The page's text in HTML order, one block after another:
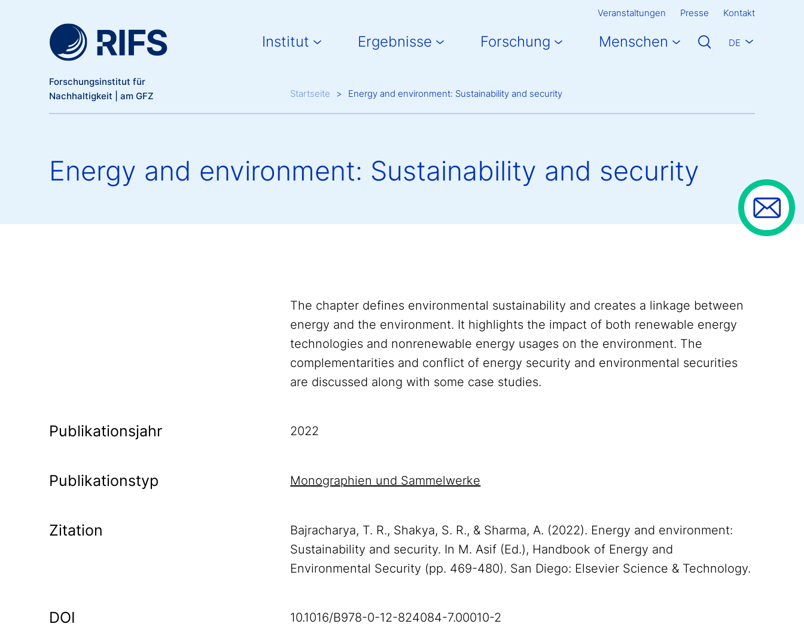
Veranstaltungen Presse Kontakt
Institut Ergebnisse Forschung Menschen DE
Forschungsinstitut für
Nachhaltigkeit | am GFZ
Breadcrumb
Startseite Energy and environment: Sustainability and security
Energy and environment: Sustainability and security
The chapter defines environmental sustainability and creates a linkage between
energy and the environment. It highlights the impact of both renewable energy
technologies and nonrenewable energy usages on the environment. The
complementarities and conflict of energy security and environmental securities
are discussed along with some case studies.
Publikationsjahr 2022
Publikationstyp Monographien und Sammelwerke
Zitation
Bajracharya, T. R., Shakya, S. R., & Sharma, A. (2022). Energy and environment:
Sustainability and security. In M. Asif (Ed.), Handbook of Energy and
Environmental Security (pp. 469-480). San Diego: Elsevier Science & Technology.
DOI 10.1016/B978-0-12-824084-7.00010-2